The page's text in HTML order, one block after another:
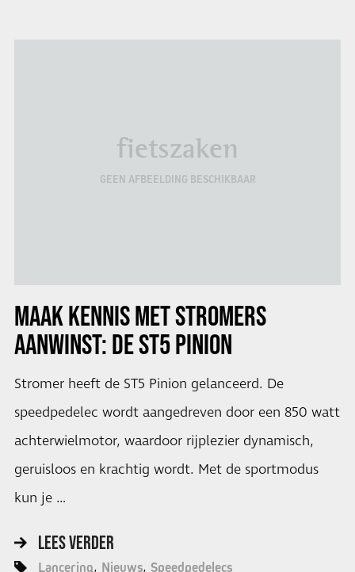
fietszaken
GEEN AFBEELDING BESCHIKBAAR
MAAK KENNIS MET STROMERS
AANWINST: DEST5 PINION
Stromer heeft de ST5 Pinion gelanceerd. De
speedpedelec wordt aangedreven door een 850 watt
achterwielmotor, waardoor rijplezier dynamisch,
geruisloos en krachtig wordt. Met de sportmodus
kun je …
LEES VERDER
Lancering Nieuws Speedpedelecs